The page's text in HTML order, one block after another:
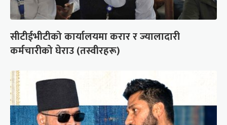
सीटीईभीटीको कार्यालयमा करार र ज्यालादारी
कर्मचारीको घेराउ (तस्वीरहरू)